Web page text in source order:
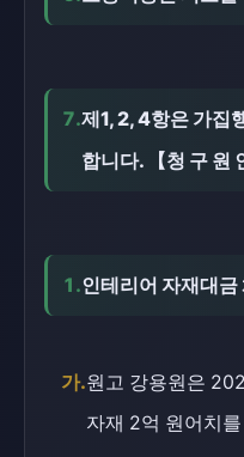
7.제1, 2, 4항은 가집
합니다. 【청 구 원
1.인테리어 자재대
가.원고 강용원은
자재 2억 원어치를